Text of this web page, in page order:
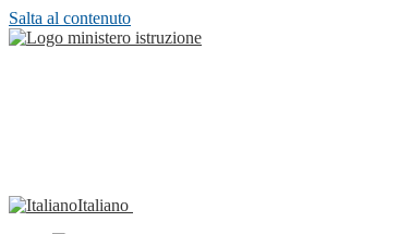
Salta al contenuto
Italiano